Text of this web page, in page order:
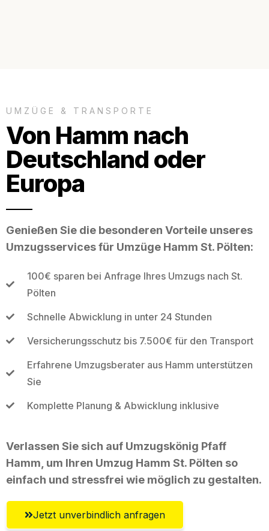
UMZÜGE & TRANSPORTE
Von Hamm nach
Deutschland oder
Europa
Genießen Sie die besonderen Vorteile unseres
Umzugsservices für Umzüge Hamm St. Pölten:
100€ sparen bei Anfrage Ihres Umzugs nach St.
Pölten
Schnelle Abwicklung in unter 24 Stunden
Versicherungsschutz bis 7.500€ für den Transport
Erfahrene Umzugsberater aus Hamm unterstützen
Sie
Komplette Planung & Abwicklung inklusive
Verlassen Sie sich auf Umzugskönig Pfaff
Hamm, um Ihren Umzug Hamm St. Pölten so
einfach und stressfrei wie möglich zu gestalten.
Jetzt unverbindlich anfragen